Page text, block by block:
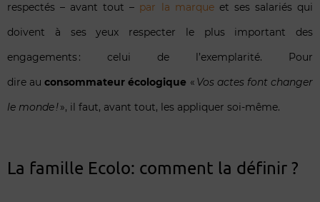
respectés – avant tout – par la marqueet ses salariés qui
doivent à ses yeux respecter le plus important des
engagements : celui de l’exemplarité. Pour
dire auconsommateur écologique « Vos actes font changer
le monde !», il faut, avant tout, les appliquer soi-même.
La famille Ecolo: comment la définir ?